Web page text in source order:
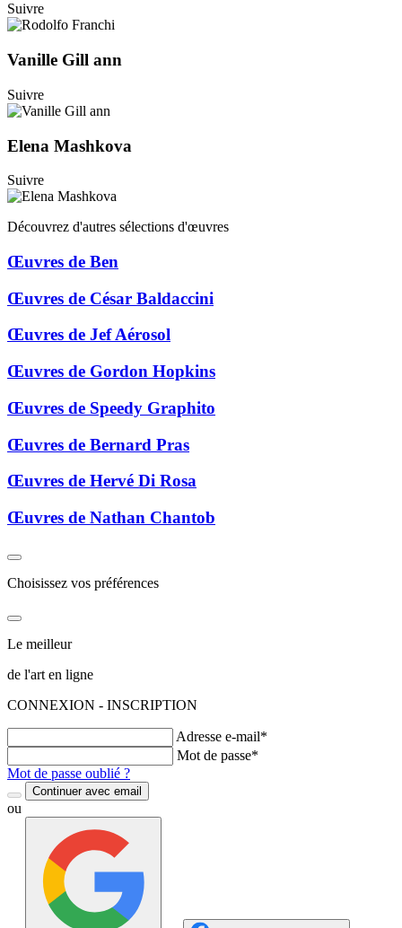
Suivre
Vanille Gill ann
Suivre
Elena Mashkova
Suivre
Découvrez d'autres sélections d'œuvres
Œuvres de Ben
Œuvres de César Baldaccini
Œuvres de Jef Aérosol
Œuvres de Gordon Hopkins
Œuvres de Speedy Graphito
Œuvres de Bernard Pras
Œuvres de Hervé Di Rosa
Œuvres de Nathan Chantob
Choisissez vos préférences
Le meilleur
de l'art en ligne
CONNEXION - INSCRIPTION
Adresse e-mail*
Mot de passe*
Mot de passe oublié ?
Continuer avec email
ou